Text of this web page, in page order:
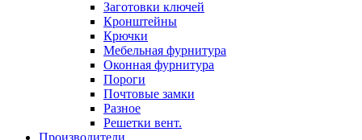
Заготовки ключей
Кронштейны
Крючки
Мебельная фурнитура
Оконная фурнитура
Пороги
Почтовые замки
Разное
Решетки вент.
Производители